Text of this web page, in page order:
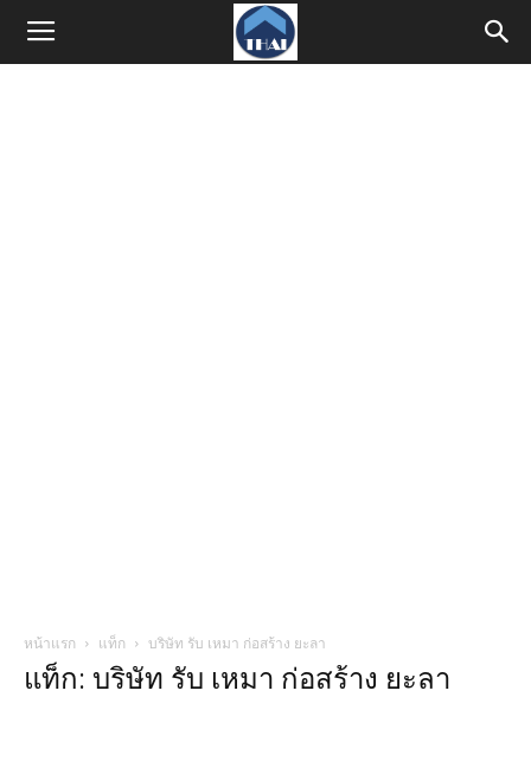
หน้าแรก แท็ก บริษัท รับ เหมา ก่อสร้าง ยะลา
แท็ก: บริษัท รับ เหมา ก่อสร้าง ยะลา